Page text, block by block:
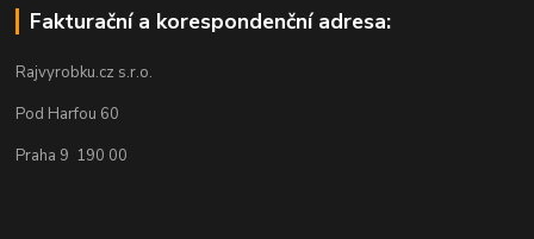
Fakturační a korespondenční adresa:
Rajvyrobku.cz s.r.o.
Pod Harfou 60
Praha 9 190 00